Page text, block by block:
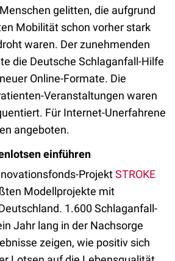
gelitten, die aufgrund
Mobilität schon vorher stark
waren. Der zunehmenden
die Deutsche Schlaganfall-Hilfe
Online-Formate. Die
Veranstaltungen waren
Für Internet-Unerfahrene
angeboten.
einführen
ProjektSTROKE
Modellprojekte mit
1.600 Schlaganfall-
Jahr lang in der Nachsorge
zeigen, wie positiv sich